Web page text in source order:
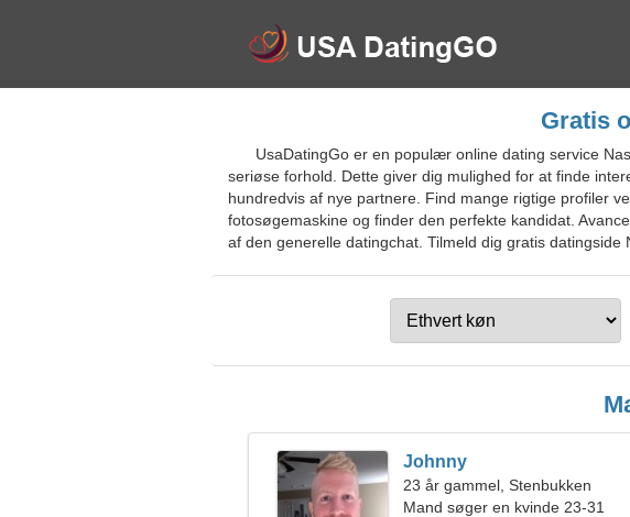
Gratis
UsaDatingGo er en populær online dating service
seriøse forhold. Dette giver dig mulighed for at finde
hundredvis af nye partnere. Find mange rigtige profiler
fotosøgemaskine og finder den perfekte kandidat.
af den generelle datingchat. Tilmeld dig gratis
Johnny
23 år gammel, Stenbukken
Mand søger en kvinde 23-31